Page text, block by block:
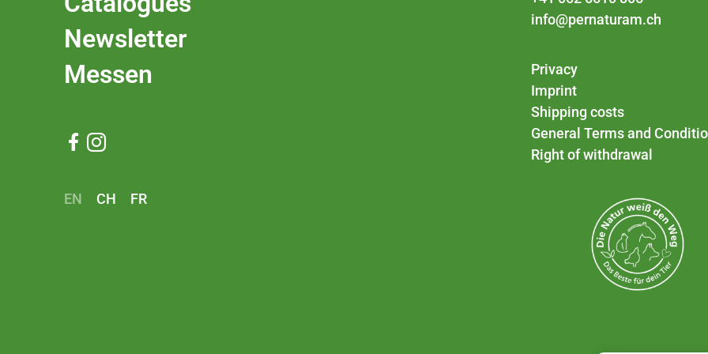
Newsletter
Messen
 
EN CH FR
info@pernaturam.ch
Privacy
Imprint
Shipping costs
General Terms and
Right of withdrawal